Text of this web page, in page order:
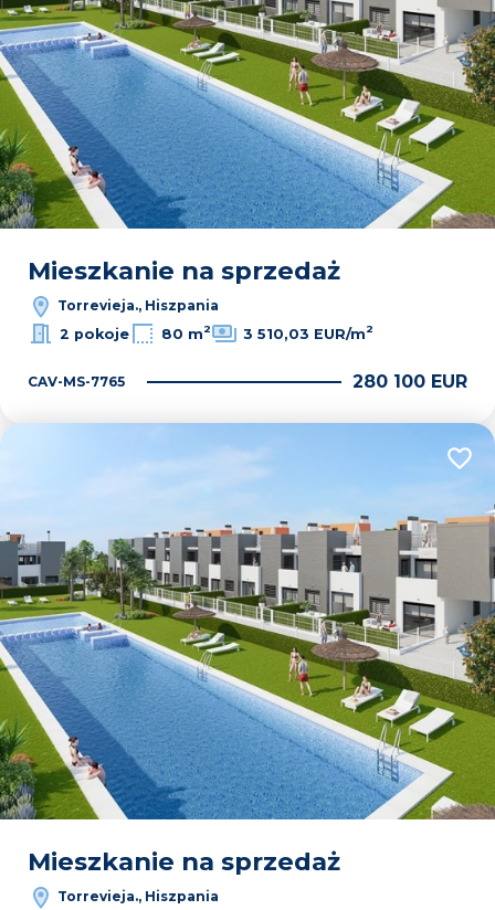
Mieszkanie na sprzedaż
Torrevieja., Hiszpania
2 pokoje
80 m2 3 510,03 EUR/m2
CAV-MS-7765 280 100 EUR
Mieszkanie na sprzedaż
Torrevieja., Hiszpania